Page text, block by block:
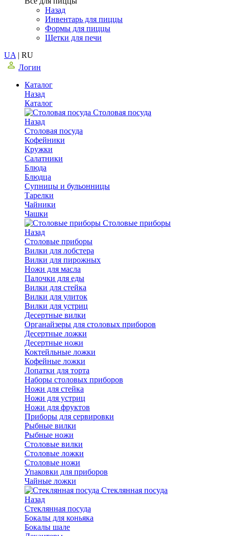
Назад
Инвентарь для пиццы
Формы для пиццы
Щетки для печи
UA | RU
Логин
Каталог
Назад
Каталог
Столовая посуда
Назад
Столовая посуда
Кофейники
Кружки
Салатники
Блюда
Блюдца
Супницы и бульонницы
Тарелки
Чайники
Чашки
Cтоловые приборы
Назад
Cтоловые приборы
Вилки для лобстера
Вилки для пирожных
Ножи для масла
Палочки для еды
Вилки для стейка
Вилки для улиток
Вилки для устриц
Десертные вилки
Органайзеры для столовых приборов
Десертные ложки
Десертные ножи
Коктейльные ложки
Кофейные ложки
Лопатки для торта
Наборы столовых приборов
Ножи для стейка
Ножи для устриц
Ножи для фруктов
Приборы для сервировки
Рыбные вилки
Рыбные ножи
Столовые вилки
Столовые ложки
Столовые ножи
Упаковки для приборов
Чайные ложки
Стеклянная посуда
Назад
Стеклянная посуда
Бокалы для коньяка
Бокалы шале